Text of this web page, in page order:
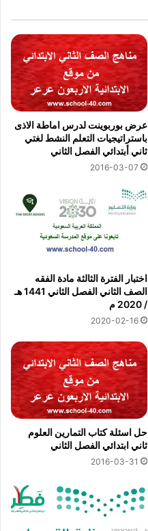
عرض بوربوينت لدرس اماطة الاذى
باستراتيجيات التعلم النشط لغتي
ثاني أبتدائي الفصل الثاني
2016-03-07
اختبار الفترة الثالثة مادة الفقه
الصف الثاني الفصل الثاني 1441 هـ
/ 2020 م
2020-02-16
حل اسئلة كتاب التمارين العلوم
ثاني ابتدائي الفصل الثاني
2016-03-31